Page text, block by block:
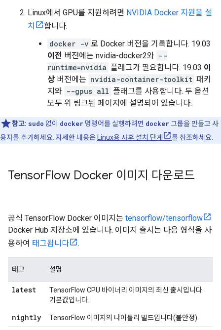
Linux에서 GPU를 지원하려면 NVIDIA Docker 지원을 설
치
합니다.
docker -v 로 Docker 버전을 기록합니다. 19.03
이전 버전에는 nvidia-docker2와 --
runtime=nvidia 플래그가 필요합니다. 19.03 이
상 버전에는 nvidia-container-toolkit 패키
지와 --gpus all 플래그를 사용합니다. 두 옵션
모두 위 링크된 페이지에 설명되어 있습니다.
참고: sudo 없이 docker 명령어를 실행하려면 docker 그룹을 만들고 사
용자를 추가하세요. 자세한 내용은
Linux용 사후 설치 단계 를 참조하세요.
TensorFlow Docker 이미지 다운로드
공식 TensorFlow Docker 이미지는 tensorflow/tensorflow
Docker Hub 저장소에 있습니다. 이미지 출시는 다음 형식을 사
용하여 태그됩니다 .
태그 설명
latest
TensorFlow CPU 바이너리 이미지의 최신 출시입니다.
기본값입니다.
nightly TensorFlow 이미지의 나이틀리 빌드입니다(불안정).